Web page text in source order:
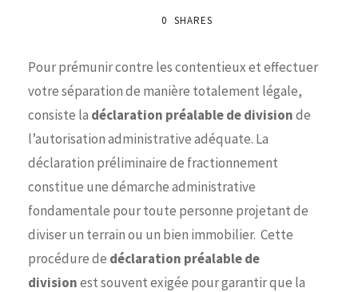
0 SHARES
Pour prémunir contre les contentieux et effectuer
votre séparation de manière totalement légale,
consiste la déclaration préalable de divisionde
l’autorisation administrative adéquate. La
déclaration préliminaire de fractionnement
constitue une démarche administrative
fondamentale pour toute personne projetant de
diviser un terrain ou un bien immobilier. Cette
procédure de déclaration préalable de
divisionest souvent exigée pour garantir que la